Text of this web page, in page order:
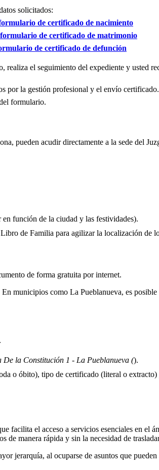
solicitados:
de certificado de nacimiento
formulario de certificado de matrimonio
de certificado de defunción
el seguimiento del expediente y usted
por la gestión profesional y el envío certificado.
formulario.
pueden acudir directamente a la sede del
función de la ciudad y las festividades).
de Familia para agilizar la localización de
de forma gratuita por internet.
municipios como La Pueblanueva, es posible
De la Constitución 1 - La Pueblanueva ().
o óbito), tipo de certificado (literal o
facilita el acceso a servicios esenciales en
de manera rápida y sin la necesidad de
jerarquía, al ocuparse de asuntos que